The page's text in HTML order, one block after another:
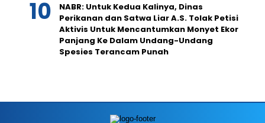
NABR: Untuk Kedua Kalinya, Dinas
Perikanan dan Satwa Liar A.S. Tolak Petisi
Aktivis Untuk Mencantumkan Monyet Ekor
Panjang Ke Dalam Undang-Undang
Spesies Terancam Punah